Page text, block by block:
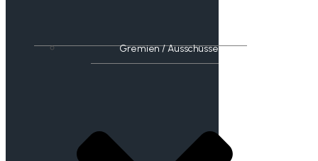
Gremien / Ausschüsse